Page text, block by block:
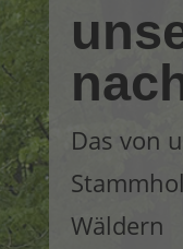
Das von
Wäldern